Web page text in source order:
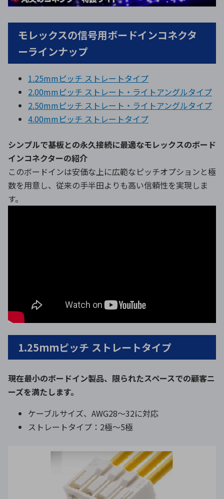
モレックスの信号用ボードインコネクタ
ーラインナップ
1.25mmピッチ ストレートタイプ
2.00mmピッチ ストレート・ライトアングルタイプ
2.50mmピッチ ストレート・ライトアングルタイプ
4.00mmピッチ ストレートタイプ
シンプルで基板との永久接続に最適なモレックスのボード
インコネクターの紹介
このボードインは安価な上に広範なピッチオプションと極
数を用意し、従来の手半田よりも高い信頼性を実現しま
す。
1.25mmピッチ ストレートタイプ
現在最小のボードイン製品、限られたスペースでの顧客ニ
ーズを満たします。
ケーブルサイズ、AWG28～32に対応
ストレートタイプ：2極〜5極